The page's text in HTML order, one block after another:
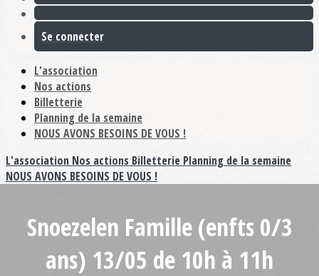
Se connecter
L'association
Nos actions
Billetterie
Planning de la semaine
NOUS AVONS BESOINS DE VOUS !
L'association Nos actions Billetterie Planning de la semaine
NOUS AVONS BESOINS DE VOUS !
Snoezelen Famille (enfts 0/3
ans) 13/05 de 10h à 11h